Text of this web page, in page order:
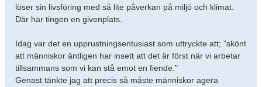
löser sin livsföring med så lite påverkan på miljö och klimat.
Där har tingen en givenplats.
Idag var det en upprustningsentusiast som uttryckte att; "skönt
att människor äntligen har insett att det är först när vi arbetar
tillsammans som vi kan stå emot en fiende."
Genast tänkte jag att precis så måste människor agera